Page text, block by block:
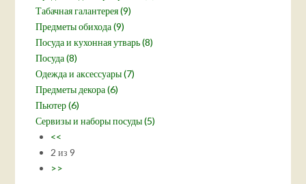
Табачная галантерея (9)
Предметы обихода (9)
Посуда и кухонная утварь (8)
Посуда (8)
Одежда и аксессуары (7)
Предметы декора (6)
Пьютер (6)
Сервизы и наборы посуды (5)
<<
2 из 9
>>